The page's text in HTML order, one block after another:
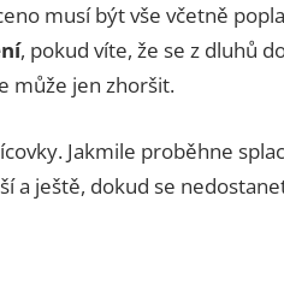
musí být vše včetně
, pokud víte, že se z dluhů
může jen zhoršit.
Jakmile proběhne
a ještě, dokud se